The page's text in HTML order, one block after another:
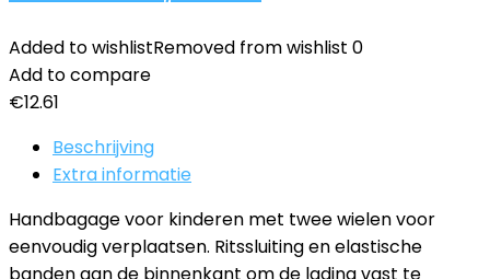
Added to wishlistRemoved from wishlist 0
Add to compare
€12.61
Beschrijving
Extra informatie
Handbagage voor kinderen met twee wielen voor
eenvoudig verplaatsen. Ritssluiting en elastische